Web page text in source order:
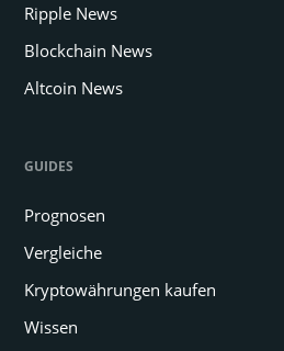
Ripple News
Blockchain News
Altcoin News
GUIDES
Prognosen
Vergleiche
Kryptowährungen kaufen
Wissen